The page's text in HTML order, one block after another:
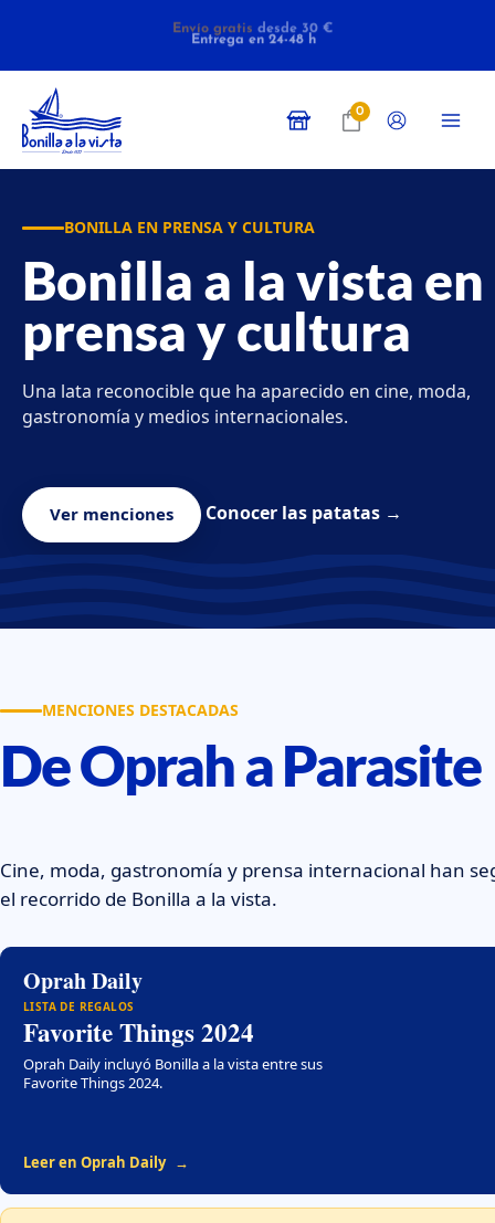
Envío gratisdesde 30 €
Entrega en 24-48 h
0
BONILLA EN PRENSA Y CULTURA
Bonilla a la vista en
prensa y cultura
Una lata reconocible que ha aparecido en cine, moda,
gastronomía y medios internacionales.
Ver menciones Conocer las patatas →
MENCIONES DESTACADAS
De Oprah a Parasite
Cine, moda, gastronomía y prensa internacional han
el recorrido de Bonilla a la vista.
Oprah Daily
LISTA DE REGALOS
Favorite Things 2024
Oprah Daily incluyó Bonilla a la vista entre sus
Favorite Things 2024.
Leer en Oprah Daily